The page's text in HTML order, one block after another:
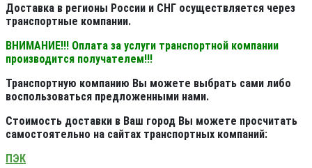
Доставка в регионы России и СНГ осуществляется через
транспортные компании.
ВНИМАНИЕ!!! Оплата за услуги транспортной компании
производится получателем!!!
Транспортную компанию Вы можете выбрать сами либо
воспользоваться предложенными нами.
Стоимость доставки в Ваш город Вы можете просчитать
самостоятельно на сайтах транспортных компаний:
ПЭК